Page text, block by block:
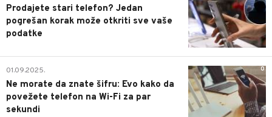
Prodajete stari telefon? Jedan
pogrešan korak može otkriti sve vaše
podatke
0
01.09.2025.
Ne morate da znate šifru: Evo kako da
povežete telefon na Wi-Fi za par
sekundi